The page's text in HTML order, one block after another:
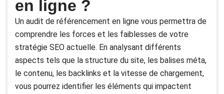
en ligne ?
Un audit de référencement en ligne vous permettra de
comprendre les forces et les faiblesses de votre
stratégie SEO actuelle. En analysant différents
aspects tels que la structure du site, les balises méta,
le contenu, les backlinks et la vitesse de chargement,
vous pourrez identifier les éléments qui impactent